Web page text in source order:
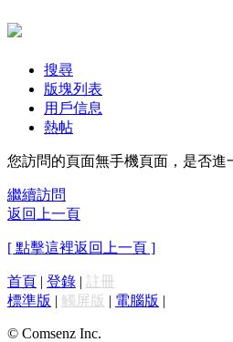
搜尋
版塊列表
用戶信息
熱帖
您訪問的頁面無手機頁面，是否進
繼續訪問
返回上一頁
[ 點擊這裡返回上一頁 ]
首頁 | 登錄 | 註冊
標準版 | 觸屏版 | 電腦版 |
© Comsenz Inc.